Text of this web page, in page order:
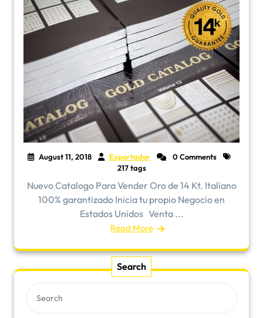
August 11, 2018 Exportador
0 Comments
217 tags
Nuevo Catalogo Para Vender Oro de 14 Kt. Italiano
100% garantizado Inicia tu propio Negocio en
Estados Unidos Venta ...
Read More
Search